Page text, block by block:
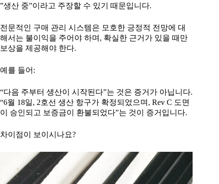
”생산 중”이라고 주장할 수 있기 때문입니다.
전문적인 구매 관리 시스템은 모호한 긍정적 전망에 대
해서는 불이익을 주어야 하며, 확실한 근거가 있을 때만
보상을 제공해야 한다.
예를 들어:
“다음 주부터 생산이 시작된다”는 것은 증거가 아닙니다.
“6월 18일, 2호선 생산 항구가 확정되었으며, Rev C 도면
이 승인되고 보증금이 환불되었다”는 것이 증거입니다.
차이점이 보이시나요?